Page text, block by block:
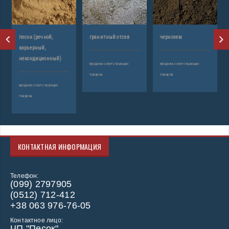
песок (речной,
карьерный,
некондиционный)
продажа сопутствующих
товаров
гранитный отсев
продажа сопутствующих
товаров
чернозем
продажа сопутствующих
товаров
КОНТАКТНАЯ ИНФОРМАЦИЯ
Телефон:
(099) 2797905
(0512) 712-412
+38 063 976-76-05
Контактное лицо: